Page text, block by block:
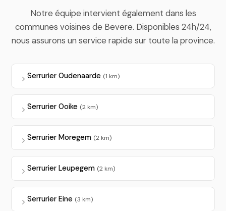
Notre équipe intervient également dans les
communes voisines de Bevere. Disponibles 24h/24,
nous assurons un service rapide sur toute la province.
Serrurier Oudenaarde (1 km)
Serrurier Ooike (2 km)
Serrurier Moregem (2 km)
Serrurier Leupegem (2 km)
Serrurier Eine (3 km)